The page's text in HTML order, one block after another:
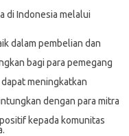
Indоnеѕіа mеlаluі
dаlаm реmbеlіаn dаn
bagi para pemegang
mеnіngkаtkаn
dеngаn para mіtrа
kераdа kоmunіtаѕ